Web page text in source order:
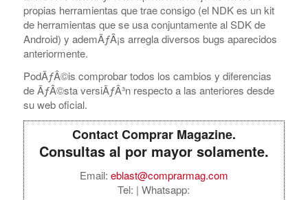
propias herramientas que trae consigo (el NDK es un kit
de herramientas que se usa conjuntamente al SDK de
Android) y ademÃƒÂ¡s arregla diversos bugs aparecidos
anteriormente.
PodÃƒÂ©is comprobar todos los cambios y diferencias
de ÃƒÂ©sta versiÃƒÂ³n respecto a las anteriores desde
su web oficial.
Contact Comprar Magazine.
Consultas al por mayor solamente.
Email: eblast@comprarmag.com
Tel: | Whatsapp: